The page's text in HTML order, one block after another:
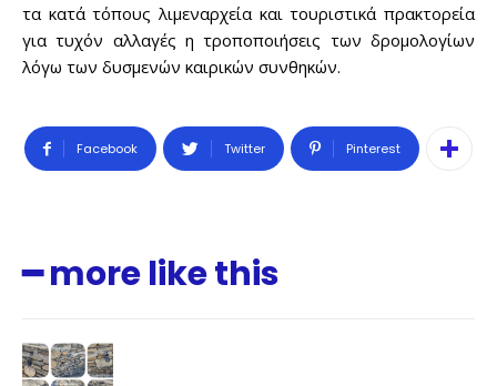
τα κατά τόπους λιμεναρχεία και τουριστικά πρακτορεία
για τυχόν αλλαγές η τροποποιήσεις των δρομολογίων
λόγω των δυσμενών καιρικών συνθηκών.
Facebook Twitter Pinterest
━ more like this